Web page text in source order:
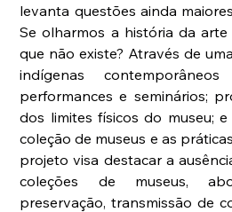
levanta questões ainda
Se olharmos a história da
que não existe? Através de
indígenas
performances e seminários;
dos limites físicos do museu;
coleção de museus e as
projeto visa destacar a
coleções de museus,
preservação, transmissão de